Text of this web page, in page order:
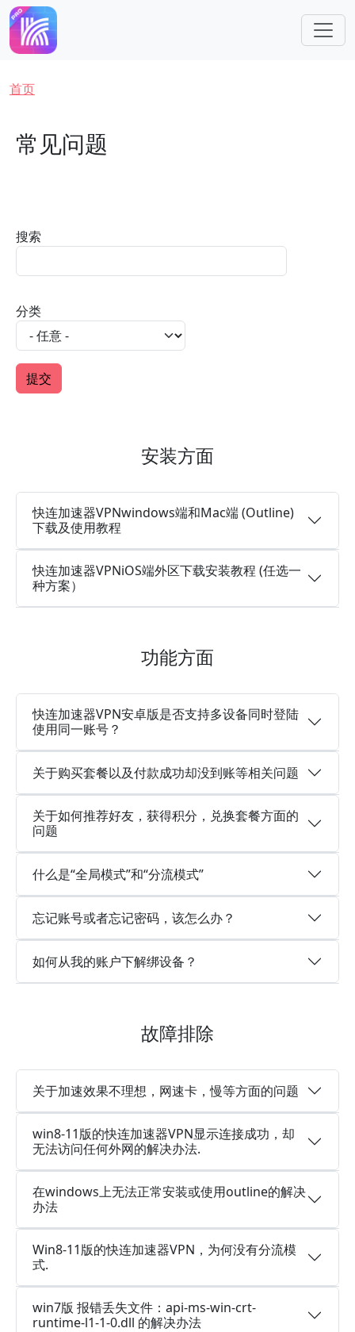
跳转到主要内容
面包屑
首页
常见问题
搜索
分类
安装方面
快连加速器VPNwindows端和Mac端 (Outline)
下载及使用教程
快连加速器VPNiOS端外区下载安装教程 (任选一
种方案）
功能方面
快连加速器VPN安卓版是否支持多设备同时登陆
使用同一账号？
关于购买套餐以及付款成功却没到账等相关问题
关于如何推荐好友，获得积分，兑换套餐方面的
问题
什么是“全局模式”和“分流模式”
忘记账号或者忘记密码，该怎么办？
如何从我的账户下解绑设备？
故障排除
关于加速效果不理想，网速卡，慢等方面的问题
win8-11版的快连加速器VPN显示连接成功，却
无法访问任何外网的解决办法.
在windows上无法正常安装或使用outline的解决
办法
Win8-11版的快连加速器VPN，为何没有分流模
式.
win7版 报错丢失文件：api-ms-win-crt-
runtime-l1-1-0.dll 的解决办法